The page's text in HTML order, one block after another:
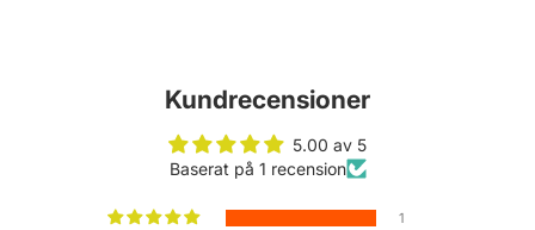
Kundrecensioner
5.00 av 5
Baserat på 1 recension
1